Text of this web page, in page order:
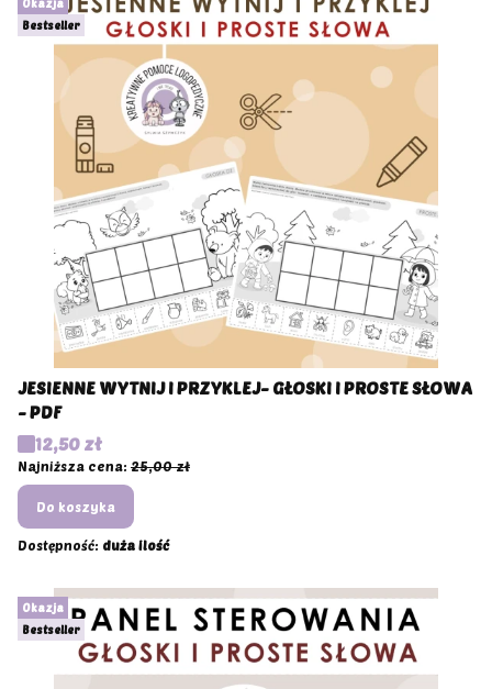
Okazja
Bestseller
JESIENNE WYTNIJ I PRZYKLEJ- GŁOSKI I PROSTE SŁOWA
- PDF
Cena promocyjna
12,50 zł
Najniższa cena: 25,00 zł
Do koszyka
Dostępność: duża ilość
Okazja
Bestseller